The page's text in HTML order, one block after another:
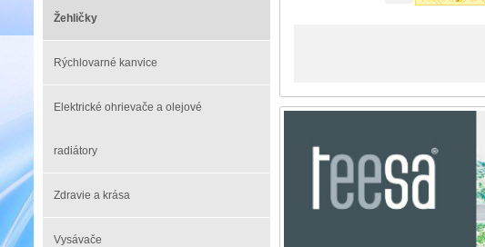
Žehličky
Rýchlovarné kanvice
Elektrické ohrievače a olejové
radiátory
Zdravie a krása
Vysávače